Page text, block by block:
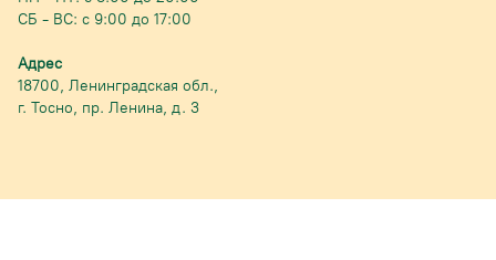
СБ - ВС: с 9:00 до 17:00
Адрес
18700, Ленинградская обл.,
г. Тосно, пр. Ленина, д. 3